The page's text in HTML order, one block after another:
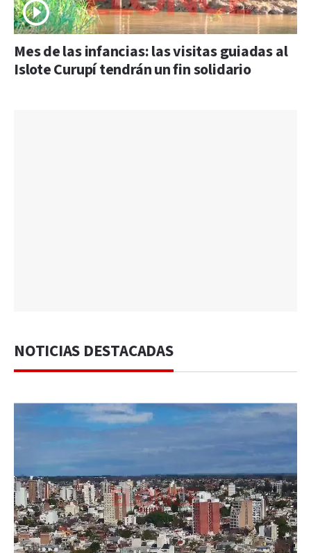
Mes de las infancias: las visitas guiadas al
Islote Curupí tendrán un fin solidario
NOTICIAS DESTACADAS